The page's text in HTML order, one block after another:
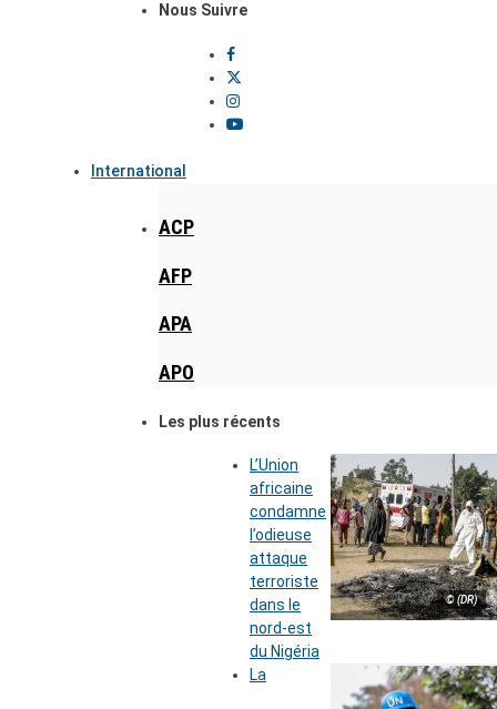
Nous Suivre
International
ACP
AFP
APA
APO
Les plus récents
© (DR)
L’Union
africaine
condamne
l’odieuse
attaque
terroriste
dans le
nord-est
du Nigéria
La